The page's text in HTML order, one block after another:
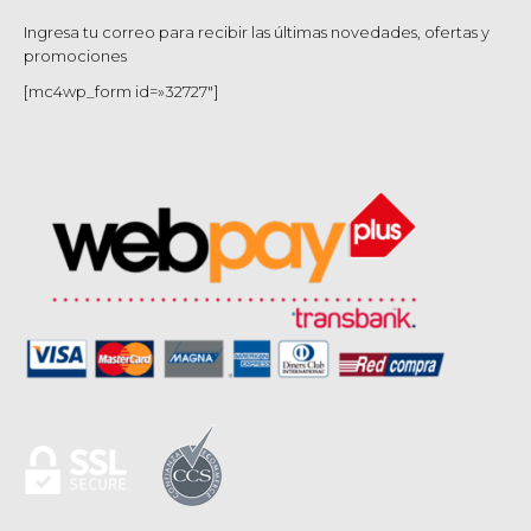
Ingresa tu correo para recibir las últimas novedades, ofertas y
promociones
[mc4wp_form id=»32727″]